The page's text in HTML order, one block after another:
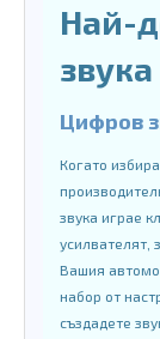
Най-
звука
Цифров
Когато
звука играе
усилвателят,
Вашия
набор от
създадете